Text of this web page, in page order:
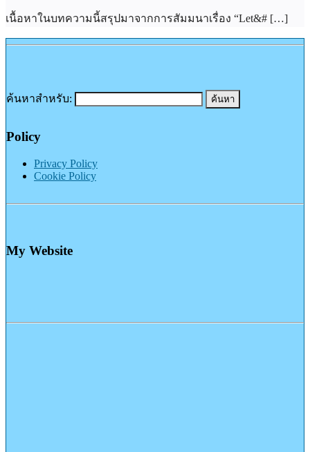
เนื้อหาในบทความนี้สรุปมาจากการสัมมนาเรื่อง “Let&# […]
ค้นหาสำหรับ:
Policy
Privacy Policy
Cookie Policy
My Website